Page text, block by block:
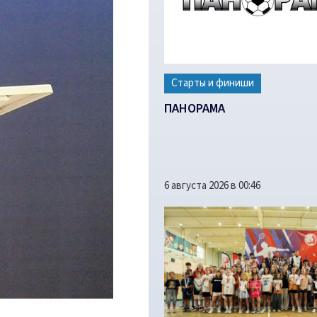
Старты и финиши
ПАНОРАМА
6 августа 2026 в 00:46